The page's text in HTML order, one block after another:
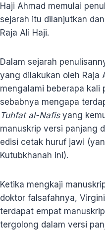
Haji Ahmad memulai
sejarah itu dilanjutkan
Raja Ali Haji.
Dalam sejarah
yang dilakukan oleh Raja
mengalami beberapa kali
sebabnya mengapa
Tuhfat al-Nafisyang
manuskrip versi panjang
edisi cetak huruf jawi
Kutubkhanah ini).
Ketika mengkaji
doktor falsafahnya,
terdapat empat manuskrip
tergolong dalam versi